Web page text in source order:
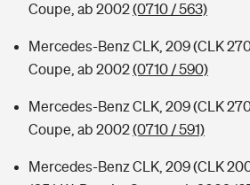
Coupe, ab 2002(0710 / 563)
Mercedes-Benz CLK, 209 (CLK
Coupe, ab 2002(0710 / 590)
Mercedes-Benz CLK, 209 (CLK
Coupe, ab 2002(0710 / 591)
Mercedes-Benz CLK, 209 (CLK 200